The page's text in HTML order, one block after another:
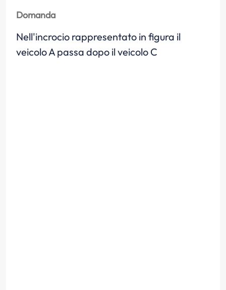
Domanda
Nell'incrocio rappresentato in figura il
veicolo A passa dopo il veicolo C